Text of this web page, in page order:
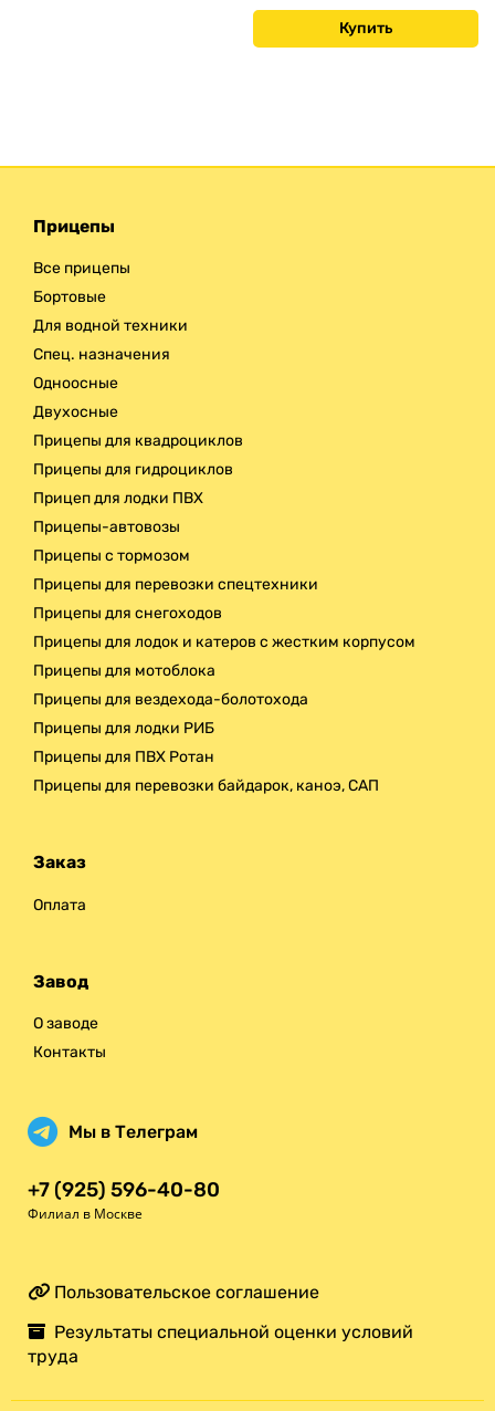
Купить
Прицепы
Все прицепы
Бортовые
Для водной техники
Спец. назначения
Одноосные
Двухосные
Прицепы для квадроциклов
Прицепы для гидроциклов
Прицеп для лодки ПВХ
Прицепы-автовозы
Прицепы с тормозом
Прицепы для перевозки спецтехники
Прицепы для снегоходов
Прицепы для лодок и катеров с жестким корпусом
Прицепы для мотоблока
Прицепы для вездехода-болотохода
Прицепы для лодки РИБ
Прицепы для ПВХ Ротан
Прицепы для перевозки байдарок, каноэ, САП
Заказ
Оплата
Завод
О заводе
Контакты
Мы в Телеграм
+7 (925) 596-40-80
Филиал в Москве
Пользовательское соглашение
Результаты специальной оценки условий
труда